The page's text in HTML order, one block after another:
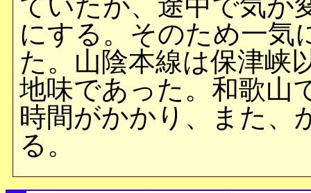
にする。そのため一気
た。山陰本線は保津峡
地味であった。和歌山
時間がかかり、また、
る。